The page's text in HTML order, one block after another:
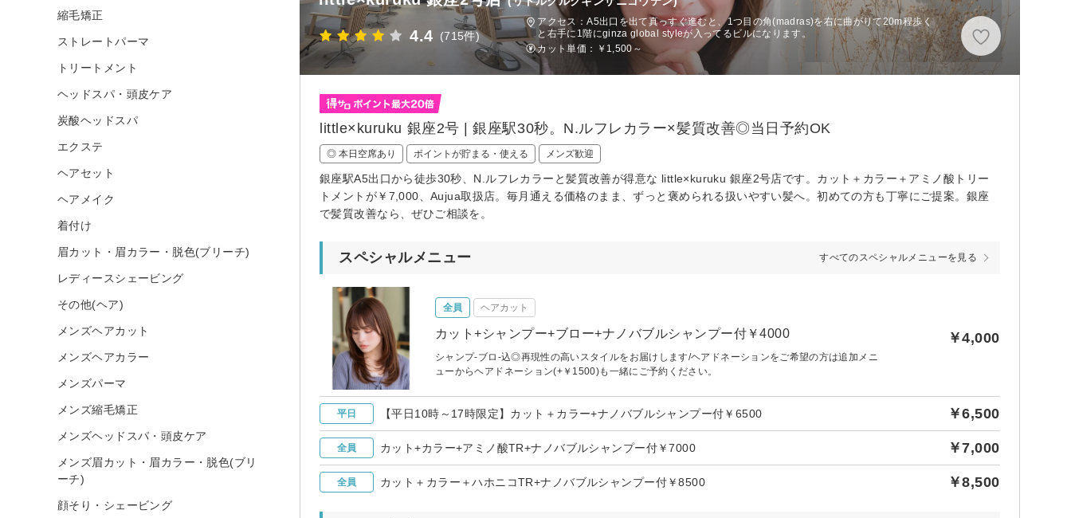
4.4 (715件)
アクセス：A5出口を出て真っすぐ進むと、1つ目の角(madras)を右に曲がりて20m程歩く
と右手に1階にginza global styleが入ってるビルになります。
カット単価：
￥1,500～
little×kuruku 銀座2号 | 銀座駅30秒。N.ルフレカラー×髪質改善◎当日予約OK
◎ 本日空席あり ポイントが貯まる・使える メンズ歓迎
銀座駅A5出口から徒歩30秒、N.ルフレカラーと髪質改善が得意な little×kuruku 銀座2号店です。カット＋カラー＋アミノ酸トリー
トメントが￥7,000、Aujua取扱店。毎月通える価格のまま、ずっと褒められる扱いやすい髪へ。初めての方も丁寧にご提案。銀座
で髪質改善なら、ぜひご相談を。
スペシャルメニュー すべてのスペシャルメニューを見る
全員 ヘアカット
カット+シャンプー+ブロー+ナノバブルシャンプー付￥4000
シャンプ-ブロ-込◎再現性の高いスタイルをお届けします/ヘアドネーションをご希望の方は追加メニ
ューからヘアドネーション(+￥1500)も一緒にご予約ください。
￥4,000
平日 【平日10時～17時限定】カット＋カラー+ナノバブルシャンプー付￥6500 ￥6,500
全員 カット+カラー+アミノ酸TR+ナノバブルシャンプー付￥7000 ￥7,000
全員 カット＋カラー＋ハホニコTR+ナノバブルシャンプー付￥8500 ￥8,500
縮毛矯正
ストレートパーマ
トリートメント
ヘッドスパ・頭皮ケア
炭酸ヘッドスパ
エクステ
ヘアセット
ヘアメイク
着付け
眉カット・眉カラー・脱色(ブリーチ)
レディースシェービング
その他(ヘア)
メンズヘアカット
メンズヘアカラー
メンズパーマ
メンズ縮毛矯正
メンズヘッドスパ・頭皮ケア
メンズ眉カット・眉カラー・脱色(ブリ
ーチ)
顔そり・シェービング